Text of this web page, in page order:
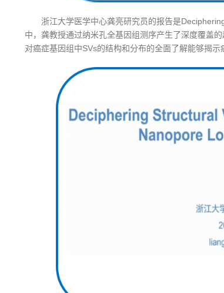
浙江大学医学中心龚亮研究员的报告是
中，龚教授通过纳米孔全基因组测序产生了深度覆盖
对癌症基因组中SVs的结构和分布的全面了解能够揭